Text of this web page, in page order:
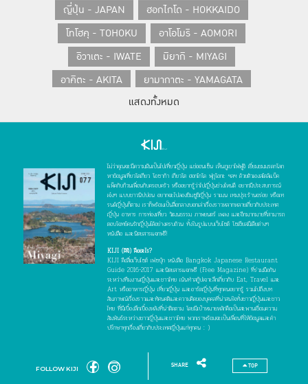
ญี่ปุ่น - JAPAN
ฮอกไกโด - HOKKAIDO
โทโฮคุ - TOHOKU
อาโอโมริ - AOMORI
อิวาเตะ - IWATE
มิยากิ - MIYAGI
อาคิตะ - AKITA
ยามากาตะ - YAMAGATA
ฟุกุชิมะ - FUKUSHIMA
คันโต - KANTO
โตเกียว - TOKYO
อิบารากิ - IBARAKI
กุมมะ - GUNMA
ไซตามะ - SAITAMA
ชิบะ - CHIBA
คานางาวะ - KANAGAWA
โยโกฮาม่า - YOKOHAMA
ชูบุ - CHUBU
นีงาตะ - NIIGATA
อิชิกาวะ - ISHIKAWA
ฟุกุอิ - FUKUI
ยามานาชิ - YAMANASHI
นากาโน่ - NAGANO
กิฟุ - GIFU
ชิซูโอกะ - SHIZUOKA
ไอจิ - AICHI
นาโกย่า - NAGOYA
คันไซ - KANSAI
แสดงทั้งหมด
ไม่ว่าคุณจะมีความฝันเป็นไปเที่ยวญี่ปุ่น แช่ออนเซ็น เห็นภูเขาไฟฟูจิ เยี่ยมชมมรดกโลก
หาข้อมูลเที่ยวโตเกียว โอซาก้า เกียวโต ฮอกไกโด ฟุกุโอกะ ฯลฯ ด้วยตัวเองสไตล์แบ็ค
แพ็คกับก๊วนเพื่อนกับครอบครัว หรืออยากรู้ว่าไปญี่ปุ่นช่วงไหนดี อยากมีประสบการณ์
เจ๋งๆ แบบชาวนิปปอน อยากจะไปลองชิมซูชิญี่ปุ่น ราเมน เทมปุระร้านอร่อย หรือเท
รนด์ญี่ปุ่นก็ตาม เราก็พร้อมเป็นสื่อกลางบอกเล่าเรื่องราวหลากหลายเกี่ยวกับประเทศ
ญี่ปุ่น อาหาร การท่องเที่ยว วัฒนธรรม ภาพยนตร์ เพลง และอีกมากมายที่สามารถ
ตอบโจทย์คนรักญี่ปุ่นได้อย่างครบถ้วน ทั้งในรูปแบบเว็บไซต์ โซเชียลมีเดียต่างๆ
หนังสือ และนิตยสารแจกฟรี!
KIJI (คิจิ) คืออะไร?
KIJI คือสื่อเว็บไซต์ เฟซบุ๊ก หนังสือ Bangkok Japanese Restaurant
Guide 2016-2017 และนิตยสารแจกฟรี (Free Magazine) ที่ร่วมมือกัน
ระหว่างทีมงานญี่ปุ่นและชาวไทย เน้นทำสกู๊ปเจาะลึกเกี่ยวกับ Eat, Travel และ
Art หรืออาหารญี่ปุ่น เที่ยวญี่ปุ่น และอาร์ตญี่ปุ่นที่ทุกคนอยากรู้ รวมไปถึงบท
สัมภาษณ์เรื่องราวและทัศนคติและความคิดของบุคคลที่น่าสนใจทั้งชาวญี่ปุ่นและชาว
ไทย ที่มีเบื้องลึกเบื้องหลังที่น่าติดตาม โดยมีเป้าหมายหลักคือเป็นสะพานเชื่อมความ
สัมพันธ์ระหว่างชาวญี่ปุ่นและชาวไทย พวกเราพร้อมจะเป็นเพื่อนที่ให้ข้อมูลและคำ
ปรึกษาทุกเรื่องเกี่ยวกับประเทศญี่ปุ่นแก่ทุกคน : )
FOLLOW KIJI SHARE TOP